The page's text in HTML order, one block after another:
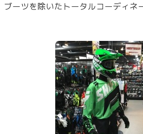
ブーツを除いたトータルコーディネ